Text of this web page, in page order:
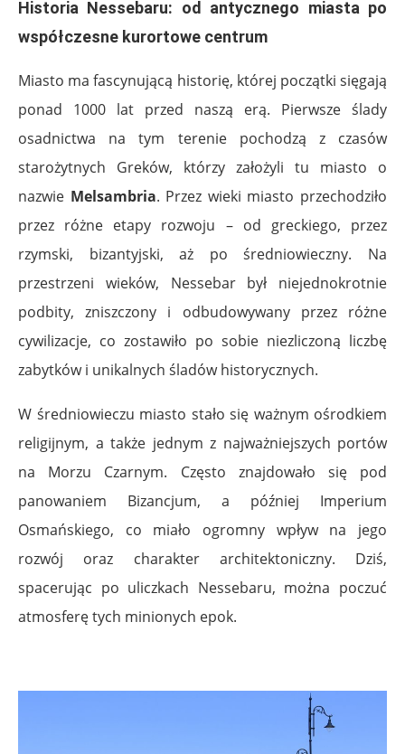
Historia Nessebaru: od antycznego miasta po
współczesne kurortowe centrum
Miasto ma fascynującą historię, której początki sięgają
ponad 1000 lat przed naszą erą. Pierwsze ślady
osadnictwa na tym terenie pochodzą z czasów
starożytnych Greków, którzy założyli tu miasto o
nazwie Melsambria. Przez wieki miasto przechodziło
przez różne etapy rozwoju – od greckiego, przez
rzymski, bizantyjski, aż po średniowieczny. Na
przestrzeni wieków, Nessebar był niejednokrotnie
podbity, zniszczony i odbudowywany przez różne
cywilizacje, co zostawiło po sobie niezliczoną liczbę
zabytków i unikalnych śladów historycznych.
W średniowieczu miasto stało się ważnym ośrodkiem
religijnym, a także jednym z najważniejszych portów
na Morzu Czarnym. Często znajdowało się pod
panowaniem Bizancjum, a później Imperium
Osmańskiego, co miało ogromny wpływ na jego
rozwój oraz charakter architektoniczny. Dziś,
spacerując po uliczkach Nessebaru, można poczuć
atmosferę tych minionych epok.